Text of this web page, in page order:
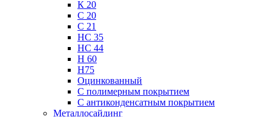
К 20
С 20
С 21
НС 35
НС 44
Н 60
Н75
Оцинкованный
С полимерным покрытием
С антиконденсатным покрытием
Металлосайдинг